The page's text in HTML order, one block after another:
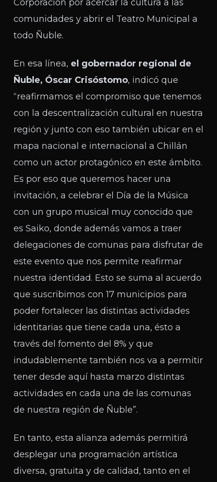
Corporación por acercar la cultura a las
comunidades y abrir el Teatro Municipal a
todo Ñuble.
En esa línea, el gobernador regional de
Ñuble, Óscar Crisóstomo, indicó que
“reafirmamos el compromiso que tenemos
con la descentralización cultural en nuestra
región y junto con eso también ubicar en el
mapa nacional e internacional a Chillán
como un actor protagónico en este ámbito.
Es por eso que queremos hacer una
invitación, a celebrar el Día de la Música
con un grupo musical muy conocido que
es Saiko, donde además vamos a traer
delegaciones de comunas para disfrutar de
este evento que nos permite reafirmar
nuestra identidad. Esto se suma al acuerdo
que suscribimos con 17 municipios para
poder fortalecer las distintas actividades
identitarias que tiene cada una, ésto a
través del fomento del 8% y que
indudablemente también nos va a permitir
tener desde aquí hasta marzo distintas
actividades en cada una de las comunas
de nuestra región de Ñuble”.
En tanto, esta alianza además permitirá
desplegar una programación artística
diversa, gratuita y de calidad, tanto en el